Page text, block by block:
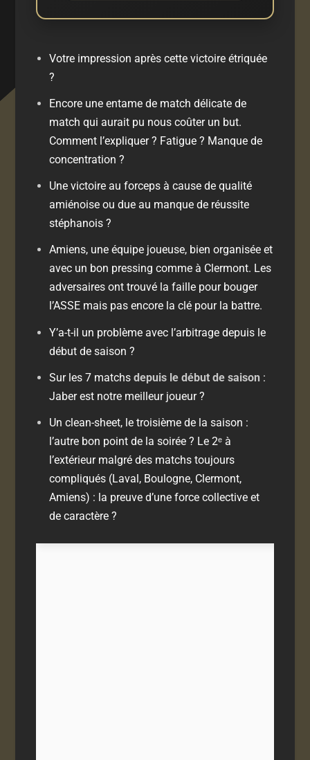
Votre impression après cette victoire étriquée
?
Encore une entame de match délicate de
match qui aurait pu nous coûter un but.
Comment l’expliquer ? Fatigue ? Manque de
concentration ?
Une victoire au forceps à cause de qualité
amiénoise ou due au manque de réussite
stéphanois ?
Amiens, une équipe joueuse, bien organisée et
avec un bon pressing comme à Clermont. Les
adversaires ont trouvé la faille pour bouger
l’ASSE mais pas encore la clé pour la battre.
Y’a-t-il un problème avec l’arbitrage depuis le
début de saison ?
Sur les 7 matchs depuis le début de saison :
Jaber est notre meilleur joueur ?
Un clean-sheet, le troisième de la saison :
l’autre bon point de la soirée ? Le 2ᵉ à
l’extérieur malgré des matchs toujours
compliqués (Laval, Boulogne, Clermont,
Amiens) : la preuve d’une force collective et
de caractère ?